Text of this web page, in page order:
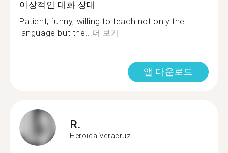
이상적인 대화 상대
Patient, funny, willing to teach not only the
language but the...더 보기
앱 다운로드
R.
Heroica Veracruz